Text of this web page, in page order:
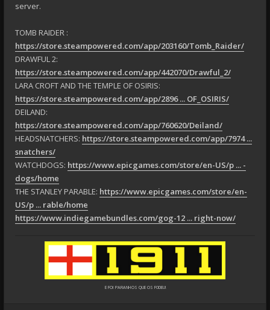
server.
TOMB RAIDER :
https://store.steampowered.com/app/203160/Tomb_Raider/
DRAWFUL 2:
https://store.steampowered.com/app/442070/Drawful_2/
LARA CROFT AND THE TEMPLE OF OSIRIS:
https://store.steampowered.com/app/2896 ... OF_OSIRIS/
DEILAND:
https://store.steampowered.com/app/760620/Deiland/
HEADSNATCHERS: https://store.steampowered.com/app/7974 ...
snatchers/
WATCHDOGS: https://www.epicgames.com/store/en-US/p ... -
dogs/home
THE STANLEY PARABLE: https://www.epicgames.com/store/en-
US/p ... rable/home
https://www.indiegamebundles.com/gog-12 ... right-now/
E FOI PARANHOS QUE OS F0DEU!